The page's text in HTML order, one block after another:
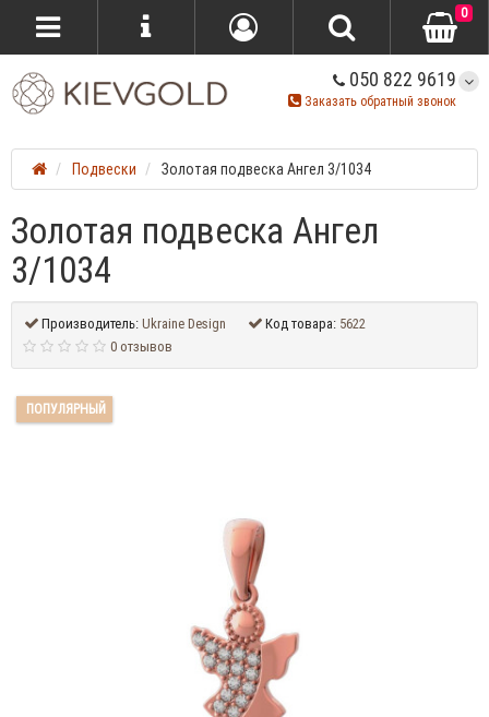
050 822 9619
Заказать обратный звонок
0
Подвески Золотая подвеска Ангел 3/1034
Золотая подвеска Ангел
3/1034
Производитель:Ukraine Design Код товара: 5622
0 отзывов
ПОПУЛЯРНЫЙ